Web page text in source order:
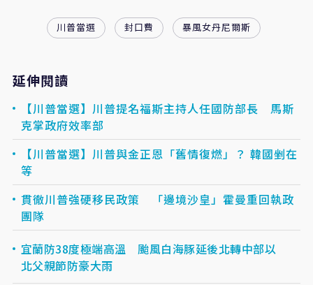
川普當選 封口費 暴風女丹尼爾斯
延伸閱讀
【川普當選】川普提名福斯主持人任國防部長 馬斯
克掌政府效率部
【川普當選】川普與金正恩「舊情復燃」？ 韓國剉在
等
貫徹川普強硬移民政策 「邊境沙皇」霍曼重回執政
團隊
宜蘭防38度極端高溫 颱風白海豚延後北轉中部以
北父親節防豪大雨